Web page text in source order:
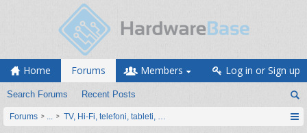
Home Forums
Search Forums Recent Posts
Members Log in or Sign up
Forums ... TV, Hi-Fi, telefoni, tableti, satovi, IoT oprema